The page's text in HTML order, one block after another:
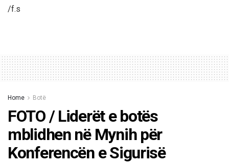
/f.s
Home Botë
FOTO / Liderët e botës
mblidhen në Mynih për
Konferencën e Sigurisë